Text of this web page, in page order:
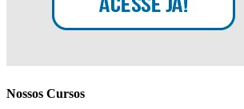
Nossos Cursos